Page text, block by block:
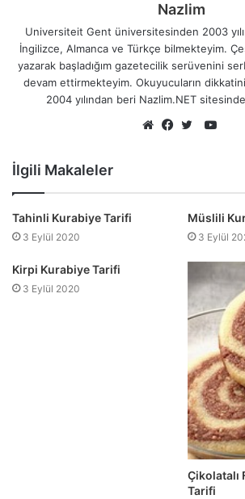
Nazlim
Universiteit Gent üniversitesinden 2003
İngilizce, Almanca ve Türkçe bilmekteyim.
yazarak başladığım gazetecilik serüvenini
devam ettirmekteyim. Okuyucuların
2004 yılından beri Nazlim.NET
İlgili Makaleler
Tahinli Kurabiye Tarifi
3 Eylül 2020
Müslili
3 Eylül
Kirpi Kurabiye Tarifi
3 Eylül 2020
Çikolatalı
Tarifi